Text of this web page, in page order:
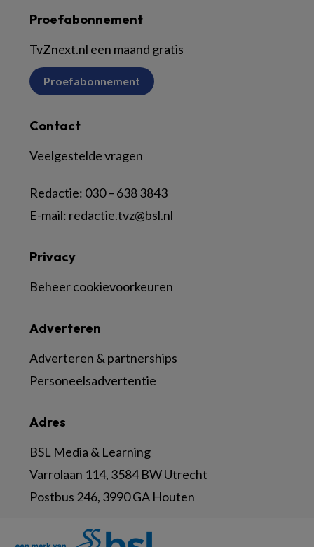
Proefabonnement
TvZnext.nl een maand gratis
Proefabonnement
Contact
Veelgestelde vragen
Redactie: 030 – 638 3843
E-mail: redactie.tvz@bsl.nl
Adres
BSL Media & Learning
Varrolaan 114, 3584 BW Utrecht
Postbus 246, 3990 GA Houten
Adverteren
Adverteren & partnerships
Personeelsadvertentie
Privacy
Beheer cookievoorkeuren